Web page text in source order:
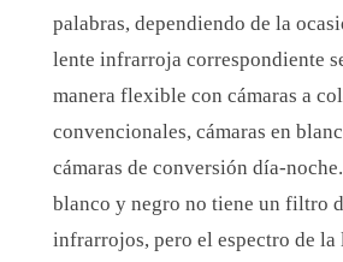
palabras, dependiendo de la
lente infrarroja correspondiente
manera flexible con cámaras a
convencionales, cámaras en
cámaras de conversión día-
blanco y negro no tiene un filtro
infrarrojos, pero el espectro de la